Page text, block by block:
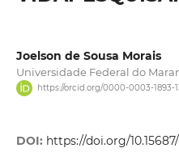
Joelson de Sousa Morais
Universidade Federal do
https://orcid.org/0000-0003-1893-
DOI: https://doi.org/